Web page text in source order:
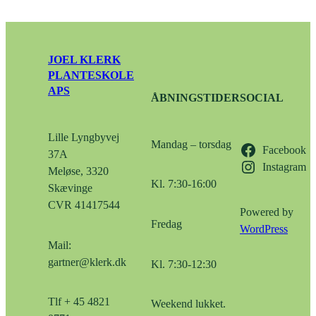
JOEL KLERK
PLANTESKOLE
APS
Lille Lyngbyvej
37A
Meløse, 3320
Skævinge
CVR 41417544
Mail:
gartner@klerk.dk
Tlf + 45 4821
ÅBNINGSTIDER
Mandag – torsdag
Kl. 7:30-16:00
Fredag
Kl. 7:30-12:30
Weekend lukket.
SOCIAL
Facebook
Instagram
Powered by
WordPress